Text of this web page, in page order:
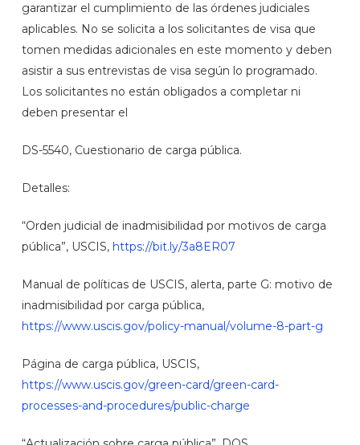
garantizar el cumplimiento de las órdenes judiciales
aplicables. No se solicita a los solicitantes de visa que
tomen medidas adicionales en este momento y deben
asistir a sus entrevistas de visa según lo programado.
Los solicitantes no están obligados a completar ni
deben presentar el
DS-5540, Cuestionario de carga pública.
Detalles:
“Orden judicial de inadmisibilidad por motivos de carga
pública”, USCIS, https://bit.ly/3a8ER07
Manual de políticas de USCIS, alerta, parte G: motivo de
inadmisibilidad por carga pública,
https://www.uscis.gov/policy-manual/volume-8-part-g
Página de carga pública, USCIS,
https://www.uscis.gov/green-card/green-card-
processes-and-procedures/public-charge